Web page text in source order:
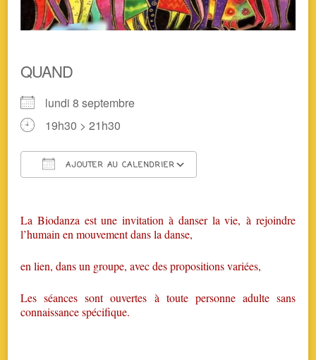
QUAND
lundi 8 septembre
19h30 > 21h30
AJOUTER AU CALENDRIER
La Biodanza est une invitation à danser la vie, à rejoindre
l’humain en mouvement dans la danse,
en lien, dans un groupe, avec des propositions variées,
Les séances sont ouvertes à toute personne adulte sans
connaissance spécifique.